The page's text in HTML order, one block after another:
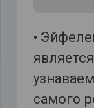
•
самого